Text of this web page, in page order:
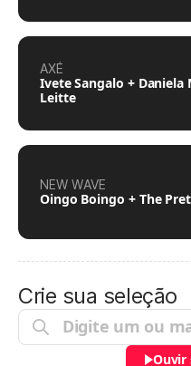
AXÉ
Ivete Sangalo + Daniela
Leitte
NEW WAVE
Oingo Boingo + The
Crie sua seleção
Ouvir